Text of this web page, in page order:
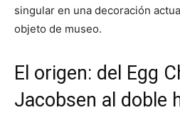
singular en una decoración
objeto de museo.
El origen: del Egg
Jacobsen al doble